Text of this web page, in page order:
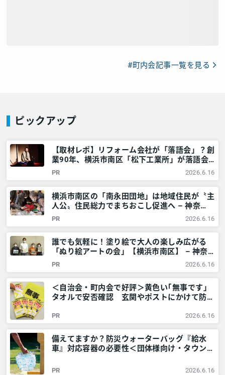
#町内会記事一覧を見る
ピックアップ
【取材レポ】リフォーム会社が「落語会」？創
業90年、横浜市南区「松下工業所」が落語会
を開くワケ – 神奈川・東京多摩のご近所情報
– レアリア
PR 2026.6.16
横浜市南区の「南永田団地」は地域住民が〝主
人公〟住民総力でまちおこし促進へ – 神奈
川・東京多摩のご近所情報 – レアリア
PR 2026.6.16
誰でも気軽に！塗り絵で大人の楽しみ広がる
「ぬり絵アートの会」【横浜市南区】 – 神奈
川・東京多摩のご近所情報 – レアリア
PR 2026.6.16
＜自治会・町内会で好評＞黄色い｢無事です｣
タオルで安否確認 玄関やポストにかけて防災
アリア
PR 2026.6.16
備えてますか？防災ウォーターバッグ『給水
車』対応容器の必要性＜団体様向け・タウンニ
多摩のご近所情報 – レアリア
PR 2026.6.16